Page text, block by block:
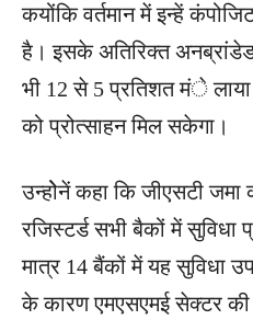
कयोंकि वर्तमान में इन्हें
है। इसके अतिरिक्त
भी 12 से 5 प्रतिशत मंे लाया
को प्रोत्साहन मिल सकेगा।
उन्होेनें कहा कि जीएसटी
रजिस्टर्ड सभी बैकों में सुविधा
मात्र 14 बैंकों में यह सुविधा
के कारण एमएसएमई सेक्टर की